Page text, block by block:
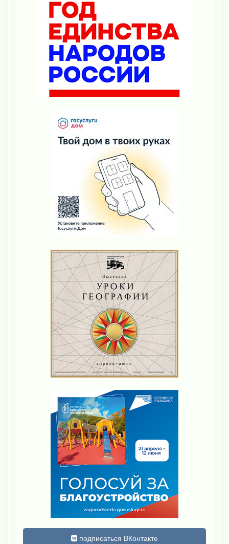
подписаться ВКонтакте